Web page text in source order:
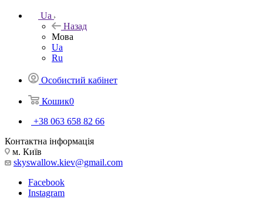
Ua
Назад
Мова
Ua
Ru
Особистий кабінет
Кошик0
+38 063 658 82 66
Контактна інформація
м. Київ
skyswallow.kiev@gmail.com
Facebook
Instagram